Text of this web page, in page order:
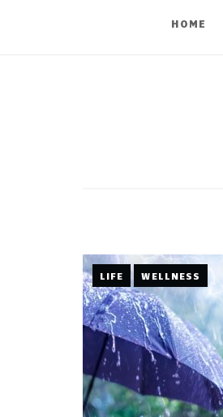
HOME
LIFE WELLNESS